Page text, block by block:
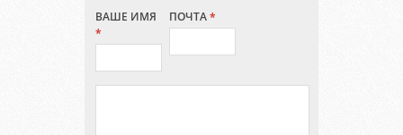
ВАШЕ ИМЯ
*
ПОЧТА*